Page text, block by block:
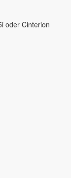
oder Cinterion